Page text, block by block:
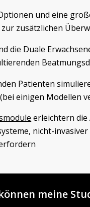
und eine
zusätzlichen
die Duale
Patienten
einigen Modellen
erleichtern die
nicht-
meine